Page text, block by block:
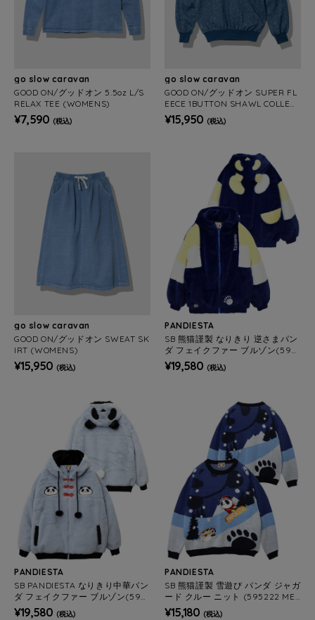
go slow caravan
GOOD ON/グッドオン 5.5oz L/S
RELAX TEE (WOMENS)
¥7,590 (税込)
go slow caravan
GOOD ON/グッドオン SUPER FL
EECE 1BUTTON SHAWL COLLER
SWEAT (WOMENS)
¥15,950 (税込)
go slow caravan
GOOD ON/グッドオン SWEAT SK
IRT (WOMENS)
¥15,950 (税込)
PANDIESTA
SB 熊猫謹製 なりきり 逆さまパン
ダ フェイクファー ブルゾン(595
201 MENS/WOMENS)
¥19,580 (税込)
PANDIESTA
SB PANDIESTA なりきり中華パン
ダ フェイクファー ブルゾン(5951
00 MENS/WOMENS)
¥19,580 (税込)
PANDIESTA
SB 熊猫謹製 雪遊び パンダ ジャガ
ード クルー ニット (595222 ME
NS/WOMENS)
¥15,180 (税込)